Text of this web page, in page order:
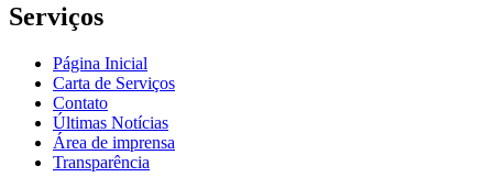
Serviços
Página Inicial
Carta de Serviços
Contato
Últimas Notícias
Área de imprensa
Transparência